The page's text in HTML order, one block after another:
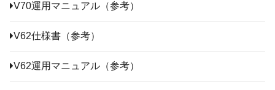
V70運用マニュアル（参考）
V62仕様書（参考）
V62運用マニュアル（参考）